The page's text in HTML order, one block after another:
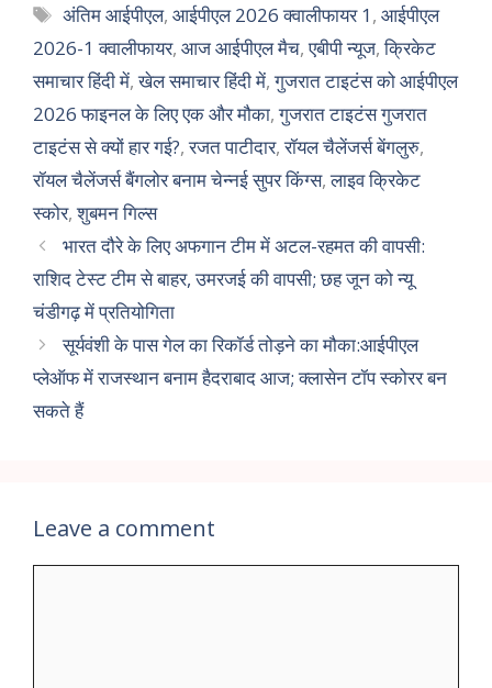
अंतिम आईपीएल,आईपीएल 2026 क्वालीफायर 1,आईपीएल
2026-1 क्वालीफायर, आज आईपीएल मैच,एबीपी न्यूज,क्रिकेट
समाचार हिंदी में,खेल समाचार हिंदी में,गुजरात टाइटंस को आईपीएल
2026 फाइनल के लिए एक और मौका,गुजरात टाइटंस गुजरात
टाइटंस से क्यों हार गई?,रजत पाटीदार,रॉयल चैलेंजर्स बेंगलुरु,
रॉयल चैलेंजर्स बैंगलोर बनाम चेन्नई सुपर किंग्स,लाइव क्रिकेट
स्कोर,शुबमन गिल्स
भारत दौरे के लिए अफगान टीम में अटल-रहमत की वापसी:
राशिद टेस्ट टीम से बाहर, उमरजई की वापसी; छह जून को न्यू
चंडीगढ़ में प्रतियोगिता
सूर्यवंशी के पास गेल का रिकॉर्ड तोड़ने का मौका:आईपीएल
प्लेऑफ में राजस्थान बनाम हैदराबाद आज; क्लासेन टॉप स्कोरर बन
सकते हैं
Leave a comment